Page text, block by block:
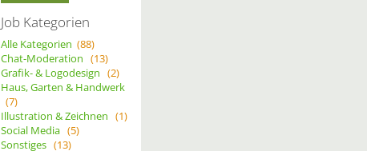
Job Kategorien
Alle Kategorien (88)
Chat-Moderation (13)
Grafik- & Logodesign (2)
Haus, Garten & Handwerk
(7)
Illustration & Zeichnen (1)
Social Media (5)
Sonstiges (13)